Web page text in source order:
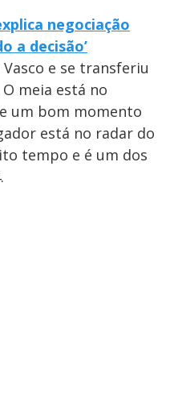
negociação
a decisão’
e se transferiu
meia está no
um bom momento
está no radar do
tempo e é um dos